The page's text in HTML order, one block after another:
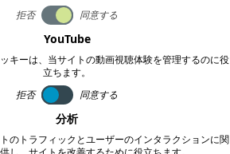
広
す。
プラ
拒否
同意する
YouTube
キーは、当サイトの動画視聴体験を管理するのに役
立ちます。
拒否
同意する
分析
のトラフィックとユーザーのインタラクションに関